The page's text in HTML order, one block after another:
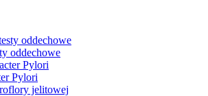
oddechowe
Pylori